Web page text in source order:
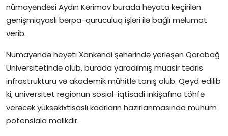
nümayəndəsi Aydın Kərimov burada həyata keçirilən
genişmiqyaslı bərpa-quruculuq işləri ilə bağlı məlumat
verib.
Nümayəndə heyəti Xankəndi şəhərində yerləşən Qarabağ
Universitetində olub, burada yaradılmış müasir tədris
infrastrukturu və akademik mühitlə tanış olub. Qeyd edilib
ki, universitet regionun sosial-iqtisadi inkişafına töhfə
verəcək yüksəkixtisaslı kadrların hazırlanmasında mühüm
potensiala malikdir.